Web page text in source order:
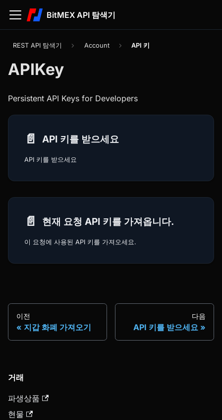
BitMEX API 탐색기
REST API 탐색기 Account API 키
APIKey
Persistent API Keys for Developers
📄️ API 키를 받으세요
API 키를 받으세요
📄️ 현재 요청 API 키를 가져옵니다.
이 요청에 사용된 API 키를 가져오세요.
이전
지갑 화폐 가져오기
다음
API 키를 받으세요
거래
파생상품
현물